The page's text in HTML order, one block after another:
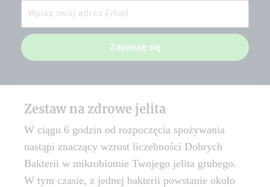
Zapisuję się
Zestaw na zdrowe jelita
W ciągu 6 godzin od rozpoczęcia spożywania
nastąpi znaczący wzrost liczebności Dobrych
Bakterii w mikrobiomie Twojego jelita grubego.
W tym czasie, z jednej bakterii powstanie około